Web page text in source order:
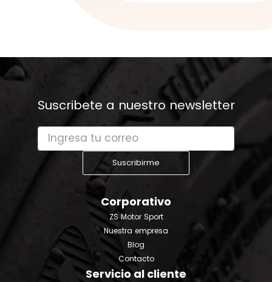
Suscribete a nuestro newsletter
Suscribirme
Corporativo
ZS Motor Sport
Nuestra empresa
Blog
Contacto
Servicio al cliente